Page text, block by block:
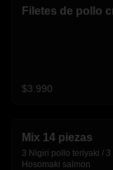
Filetes de pollo
$3.990
Mix 14 piezas
3 Nigiri pollo teriyaki /
Hosomaki salmon